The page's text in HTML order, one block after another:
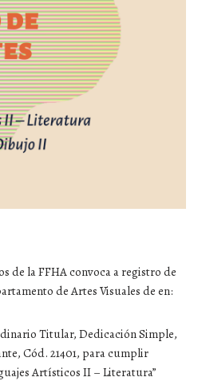
de la FFHA convoca a registro de
de Artes Visuales de en:
Titular, Dedicación Simple,
Cód. 21401, para cumplir
Artísticos II – Literatura”